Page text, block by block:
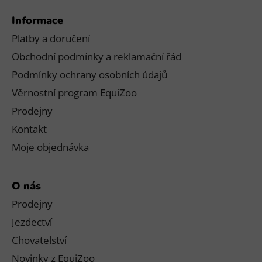
Informace
Platby a doručení
Obchodní podmínky a reklamační řád
Podmínky ochrany osobních údajů
Věrnostní program EquiZoo
Prodejny
Kontakt
Moje objednávka
O nás
Prodejny
Jezdectví
Chovatelství
Novinky z EquiZoo